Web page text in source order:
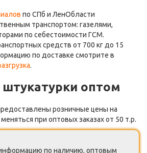
по СПб и ЛенОбласти
транспортом: газелями,
по себестоимости ГСМ.
средств от 700 кг до 15
по доставке смотрите в
.
оптом
розничные цены на
при оптовых заказах от 50 т.р.
по наличию, оптовым